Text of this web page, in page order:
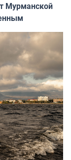
Мурманской